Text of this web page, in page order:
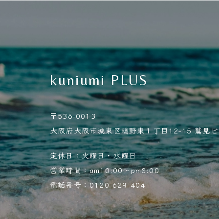
kuniumi PLUS
〒536-0013
大阪府大阪市城東区鴫野東１丁目12-15 鷲見
定休日：火曜日・水曜日
営業時間：am10:00～pm8:00
電話番号：0120-629-404